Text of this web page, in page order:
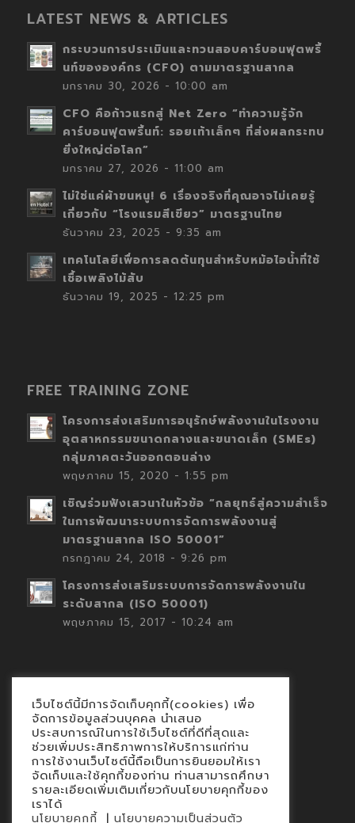
LATEST NEWS & ARTICLES
กระบวนการประเมินและทวนสอบคาร์บอนฟุตพริ้
นท์ขององค์กร (CFO) ตามมาตรฐานสากล
มกราคม 30, 2026 - 10:00 am
CFO คือก้าวแรกสู่ Net Zero “ทำความรู้จัก
คาร์บอนฟุตพริ้นท์: รอยเท้าเล็กๆ ที่ส่งผลกระทบ
ยิ่งใหญ่ต่อโลก”
มกราคม 27, 2026 - 11:00 am
ไม่ใช่แค่ผ้าขนหนู! 6 เรื่องจริงที่คุณอาจไม่เคยรู้
เกี่ยวกับ “โรงแรมสีเขียว” มาตรฐานไทย
ธันวาคม 23, 2025 - 9:35 am
เทคโนโลยีเพื่อการลดต้นทุนสำหรับหม้อไอน้ำที่ใช้
เชื้อเพลิงไม้สับ
ธันวาคม 19, 2025 - 12:25 pm
FREE TRAINING ZONE
โครงการส่งเสริมการอนุรักษ์พลังงานในโรงงาน
อุตสาหกรรมขนาดกลางและขนาดเล็ก (SMEs)
กลุ่มภาคตะวันออกตอนล่าง
พฤษภาคม 15, 2020 - 1:55 pm
เชิญร่วมฟังเสวนาในหัวข้อ “กลยุทธ์สู่ความสำเร็จ
ในการพัฒนาระบบการจัดการพลังงานสู่
มาตรฐานสากล ISO 50001”
กรกฎาคม 24, 2018 - 9:26 pm
โครงการส่งเสริมระบบการจัดการพลังงานใน
ระดับสากล (ISO 50001)
พฤษภาคม 15, 2017 - 10:24 am
Contact
นโยบายคุกกี้
นโยบายข้อมูลส่วนบุคคล
เว็บไซต์นี้มีการจัดเก็บคุกกี้(cookies) เพื่อ
จัดการข้อมูลส่วนบุคคล นำเสนอ
ประสบการณ์ในการใช้เว็บไซต์ที่ดีที่สุดและ
ช่วยเพิ่มประสิทธิภาพการให้บริการแก่ท่าน
การใช้งานเว็บไซต์นี้ถือเป็นการยินยอมให้เรา
จัดเก็บและใช้คุกกี้ของท่าน ท่านสามารถศึกษา
รายละเอียดเพิ่มเติมเกี่ยวกับนโยบายคุกกี้ของ
เราได้
นโยบายคุกกี้ | นโยบายความเป็นส่วนตัว